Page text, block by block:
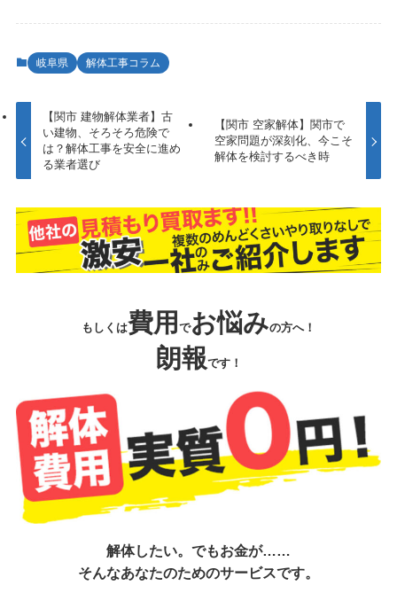
岐阜県 解体工事コラム
【関市 建物解体業者】古
い建物、そろそろ危険で
は？解体工事を安全に進め
る業者選び
【関市 空家解体】関市で
空家問題が深刻化、今こそ
解体を検討するべき時
もしくは費用 でお悩みの方へ！
朗報です！
解体したい。でもお金が……
そんなあなたのためのサービスです。